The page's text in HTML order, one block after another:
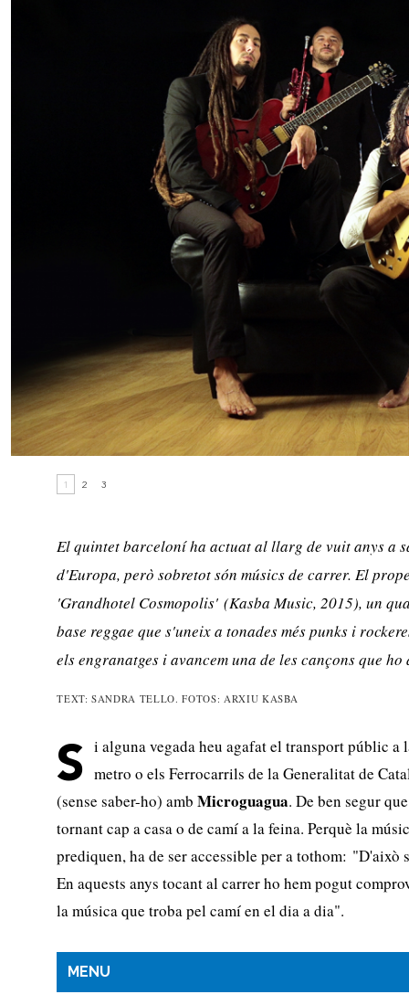
1 2 3
El quintet barceloní ha actuat al llarg de vuit anys a
d'Europa, però sobretot són músics de carrer. El
'Grandhotel Cosmopolis'(Kasba Music, 2015), un
base reggae que s'uneix a tonades més punks i
els engranatges i avancem una de les cançons que
TEXT: SANDRA TELLO. FOTOS: ARXIU KASBA
S i alguna vegada heu agafat el transport públic a
metro o els Ferrocarrils de la Generalitat de
(sense saber-ho) ambMicroguagua. De ben segur
tornant cap a casa o de camí a la feina. Perquè la
prediquen, ha de ser accessible per a tothom: "D'això
En aquests anys tocant al carrer ho hem pogut
la música que troba pel camí en el dia a dia".